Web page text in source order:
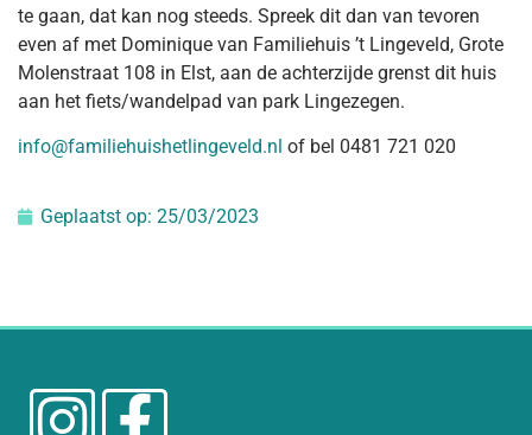
te gaan, dat kan nog steeds. Spreek dit dan van tevoren
even af met Dominique van Familiehuis ’t Lingeveld, Grote
Molenstraat 108 in Elst, aan de achterzijde grenst dit huis
aan het fiets/wandelpad van park Lingezegen.
info@familiehuishetlingeveld.nl of bel 0481 721 020
Geplaatst op: 25/03/2023